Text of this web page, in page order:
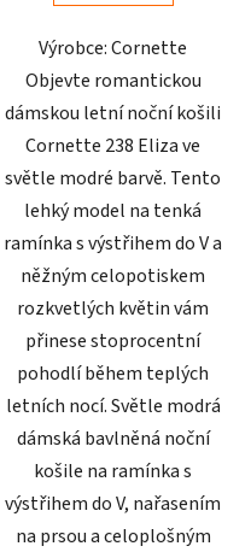
hvězdiček.
Výrobce: Cornette
Objevte romantickou
dámskou letní noční košili
Cornette 238 Eliza ve
světle modré barvě. Tento
lehký model na tenká
ramínka s výstřihem do V a
něžným celopotiskem
rozkvetlých květin vám
přinese stoprocentní
pohodlí během teplých
letních nocí. Světle modrá
dámská bavlněná noční
košile na ramínka s
výstřihem do V, nařasením
na prsou a celoplošným